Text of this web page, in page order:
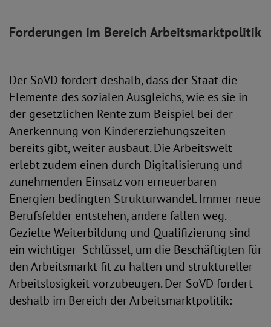
Forderungen im Bereich Arbeitsmarktpolitik
Der SoVD fordert deshalb, dass der Staat die
Elemente des sozialen Ausgleichs, wie es sie in
der gesetzlichen Rente zum Beispiel bei der
Anerkennung von Kindererziehungszeiten
bereits gibt, weiter ausbaut. Die Arbeitswelt
erlebt zudem einen durch Digitalisierung und
zunehmenden Einsatz von erneuerbaren
Energien bedingten Strukturwandel. Immer neue
Berufsfelder entstehen, andere fallen weg.
Gezielte Weiterbildung und Qualifizierung sind
ein wichtiger Schlüssel, um die Beschäftigten für
den Arbeitsmarkt fit zu halten und struktureller
Arbeitslosigkeit vorzubeugen. Der SoVD fordert
deshalb im Bereich der Arbeitsmarktpolitik: